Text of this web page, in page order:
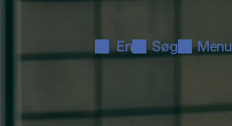
En Søg Menu